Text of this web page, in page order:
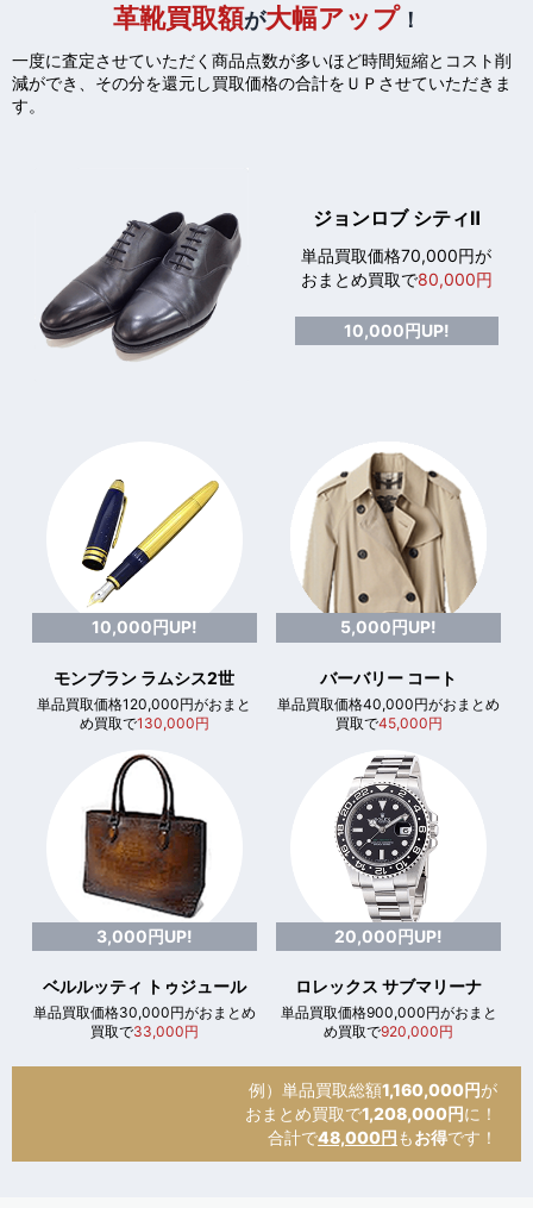
革靴買取額が大幅アップ！
一度に査定させていただく商品点数が多いほど時間短縮とコスト削
減ができ、 その分を還元し買取価格の合計をＵＰさせていただきま
す。
ジョンロブ シティⅡ
単品買取価格70,000円が
おまとめ買取で80,000円
10,000円UP!
10,000円UP!
モンブラン ラムシス2世
単品買取価格120,000円がおまと
め買取で130,000円
5,000円UP!
バーバリー コート
単品買取価格40,000円がおまとめ
買取で45,000円
3,000円UP!
ベルルッティ トゥジュール
単品買取価格30,000円がおまとめ
買取で33,000円
20,000円UP!
ロレックス サブマリーナ
単品買取価格900,000円がおまと
め買取で920,000円
例）単品買取総額1,160,000円が
おまとめ買取で1,208,000円に！
合計で48,000円 もお得です！